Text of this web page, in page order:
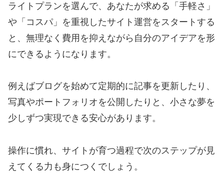
ライトプランを選んで、あなたが求める「手軽さ」
や「コスパ」を重視したサイト運営をスタートする
と、無理なく費用を抑えながら自分のアイデアを形
にできるようになります。
例えばブログを始めて定期的に記事を更新したり、
写真やポートフォリオを公開したりと、小さな夢を
少しずつ実現できる安心があります。
操作に慣れ、サイトが育つ過程で次のステップが見
えてくる力も身につくでしょう。